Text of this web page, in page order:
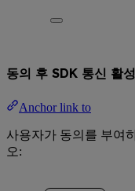
동의 후 SDK 통신 활
Anchor link to
사용자가 동의를 부여
오: